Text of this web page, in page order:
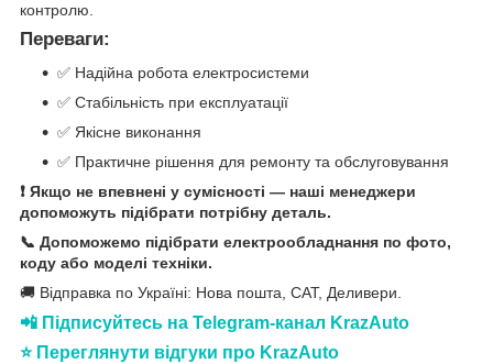
контролю.
Переваги:
✅ Надійна робота електросистеми
✅ Стабільність при експлуатації
✅ Якісне виконання
✅ Практичне рішення для ремонту та обслуговування
❗ Якщо не впевнені у сумісності — наші менеджери
допоможуть підібрати потрібну деталь.
📞 Допоможемо підібрати електрообладнання по фото,
коду або моделі техніки.
🚚 Відправка по Україні: Нова пошта, САТ, Деливери.
📲 Підписуйтесь на Telegram-канал KrazAuto
⭐ Переглянути відгуки про KrazAuto